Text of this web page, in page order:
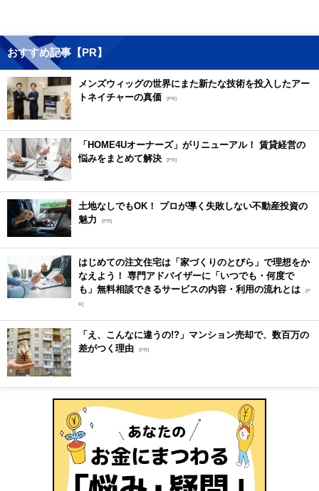
おすすめ記事【PR】
メンズウィッグの世界にまた新たな技術を投入したアー
トネイチャーの真価
[PR]
「HOME4Uオーナーズ」がリニューアル！ 賃貸経営の
悩みをまとめて解決 [PR]
土地なしでもOK！ プロが導く失敗しない不動産投資の
魅力
[PR]
はじめての注文住宅は「家づくりのとびら」で理想をか
なえよう！ 専門アドバイザーに「いつでも・何度で
も」無料相談できるサービスの内容・利用の流れとは [P
R]
「え、こんなに違うの!?」マンション売却で、数百万の
差がつく理由 [PR]